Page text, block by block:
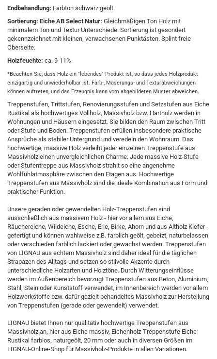
Endbehandlung: Farbton schwarz geölt
Sortierung: Eiche AB Select Natur: Gleichmäßigen Ton Holz mit
minimalem Ton und Textur Unterschiede. Sortierung ist gesondert
gekennzeichnet mit kleinen, verwachsenen Punktästen. Splint freie
Oberseite.
Holzfeuchte: ca. 9-11%
*Beachten Sie, dass Holz ein "lebendes" Produkt ist, so dass jedes Holzprodukt
einzigartig und unwiederholbar ist. Farb-, Maserungs- und Texturabweichungen
können auftreten, und das Erzeugnis kann vom abgebildeten Muster abweichen.
Treppenstufen, Trittstufen, Renovierungsstufen und Setzstufen aus Eiche
Rustikal als hochwertiges Vollholz, Massivholz bzw. Hartholz werden in
Wohnungen und Häusern eingesetzt. Sie bilden den Raum zwischen Tritt
oder Stufe und Boden. Treppenstufen erfüllen insbesondere praktische
Ansprüche als stabiler Untergrund und veredeln den Wohnraum. Das
hochwertige, massive Holz verleiht jeder einzelnen Treppenstufe aus
Massivholz einen unvergleichlichen Charme. Jede massive Holz-Stufe
oder Stufentreppe aus Massivholz strahlt so eine angenehme
Wohlfühlatmosphäre zwischen den Etagen aus. Hochwertige
Treppenstufen aus Massivholz sind die ideale Kombination aus Form und
praktischer Funktion.
Unsere geraden oder gewendelten Holz-Treppenstufen sind
ausschließlich aus massivem Holz - hier vor allem aus Eiche,
Räuchereiche, Wildeiche, Esche, Erle, Birke, Ahorn und aus Altholz Kiefer -
gefertigt und können wahlweise z.B. farblich geölt, gebeizt, naturbelassen
oder verschieden farblich lackiert oder gewachst werden. Treppenstufen
von LIGNAU aus echtem Massivholz sind daher ideal für die täglichen
Strapazen des Alltags und setzen so stilvolle Akzente durch
unterschiedliche Holzarten und Holztöne. Durch Witterungseinflüsse
werden im Außenbereich bevorzugt Treppenstufen aus Beton, Aluminium,
Stahl, Stein oder Kunststoff verwendet, im Innenbereich werden vor allem
Holzwerkstoffe bzw. dafür gezielt behandeltes Massivholz zur Herstellung
von Treppenstufen (gerade oder gewendelt) verwendet.
LIGNAU bietet Ihnen nur qualitativ hochwertige Treppenstufen aus
Massivholz an, hier aus Eiche massiv, Eichenholz-Treppenstufe Eiche
Rustikal farblos, naturgeölt, 20 mm oder auch in diversen Größen im
LIGNAU-Online-Shop für Massivholz-Produkte in allen Variationen.